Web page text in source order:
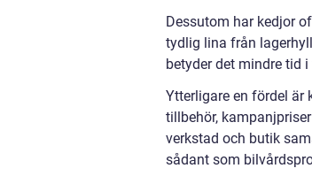
Dessutom har kedjor
tydlig lina från
betyder det mindre tid
Ytterligare en fördel är
tillbehör,
verkstad och butik
sådant som